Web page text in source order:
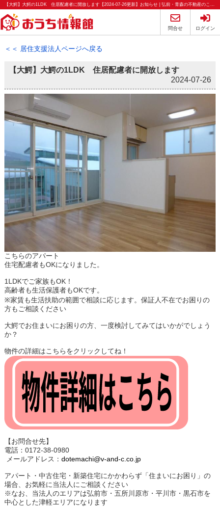
【大鰐】大鰐の1LDK 住居配慮者に開放します【2024-07-26更新】お知らせ | 弘前・青森の不動産のことならおうち情報館
問合せ ログイン
＜＜ 居住支援法人ページへ戻る
【大鰐】大鰐の1LDK 住居配慮者に開放します
2024-07-26
こちらのアパート
​​​​​​住宅配慮者もOKになりました。
1LDKでご家族もOK！
高齢者も生活保護者もOKです。
※家賃も生活扶助の範囲で相談に応じます。保証人不在でお困りの
方もご相談ください
大鰐でお住まいにお困りの方、一度検討してみてはいかがでしょう
か？
物件の詳細はこちらをクリックしてね！
【お問合せ先】
電話：0172-38-0980
メールアドレス： dotemachi@v-and-c.co.jp
アパート・中古住宅・新築住宅にかかわらず「住まいにお困り」の
場合、お気軽に当法人にご相談ください
※なお、当法人のエリアは弘前市・五所川原市・平川市・黒石市を
中心とした津軽エリアになります